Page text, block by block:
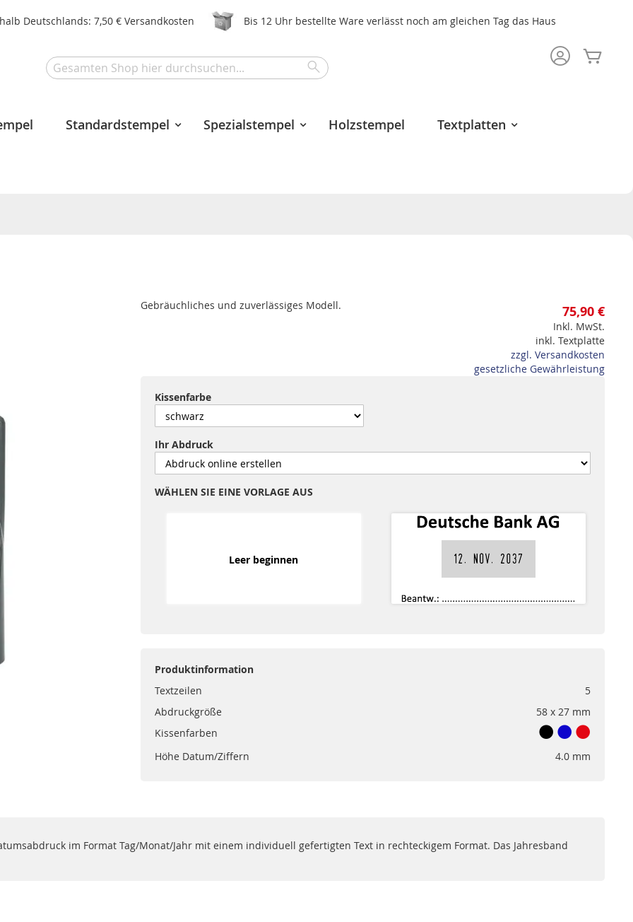
Deutschlands: 7,50 € Versandkosten Bis 12 Uhr bestellte Ware verlässt noch am gleichen Tag das Haus
Search
Standardstempel Spezialstempel Holzstempel Textplatten
75,90 €
Inkl. MwSt.
inkl. Textplatte
zzgl. Versandkosten
gesetzliche Gewährleistung
Gebräuchliches und zuverlässiges Modell.
Kissenfarbe
Ihr Abdruck
WÄHLEN SIE EINE VORLAGE AUS
Leer beginnen
Produktinformation
Textzeilen
5
Abdruckgröße
58 x 27 mm
Kissenfarben
Höhe Datum/Ziffern
4.0 mm
im Format Tag/Monat/Jahr mit einem individuell gefertigten Text in rechteckigem Format. Das Jahresband